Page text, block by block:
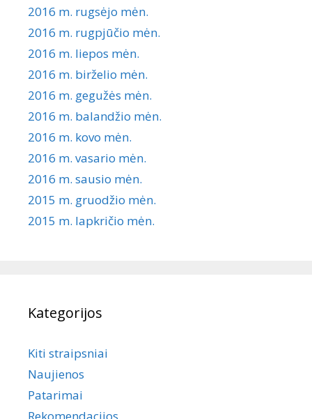
2016 m. rugsėjo mėn.
2016 m. rugpjūčio mėn.
2016 m. liepos mėn.
2016 m. birželio mėn.
2016 m. gegužės mėn.
2016 m. balandžio mėn.
2016 m. kovo mėn.
2016 m. vasario mėn.
2016 m. sausio mėn.
2015 m. gruodžio mėn.
2015 m. lapkričio mėn.
Kategorijos
Kiti straipsniai
Naujienos
Patarimai